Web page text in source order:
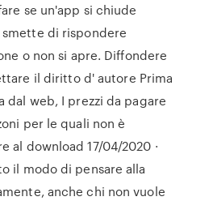
se un'app si chiude
di rispondere
o non si apre. Diffondere
il diritto d' autore Prima
dal web, I prezzi da pagare
per le quali non è
al download 17/04/2020 ·
il modo di pensare alla
anche chi non vuole